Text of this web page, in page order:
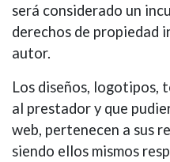
será considerado un
derechos de propiedad
autor.
Los diseños, logotipos,
al prestador y que
web, pertenecen a sus
siendo ellos mismos